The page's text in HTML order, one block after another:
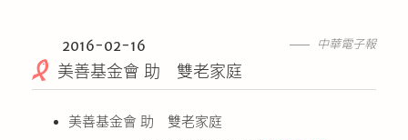
幫助美善
中華電子報
2016-02-16
美善基金會 助 雙老家庭
美善基金會 助 雙老家庭